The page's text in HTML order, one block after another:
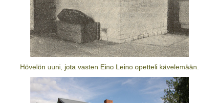
Hövelön uuni, jota vasten Eino Leino opetteli kävelemään.